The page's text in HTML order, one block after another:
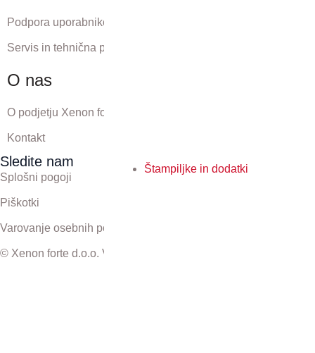
Štampiljke in dodatki
Podpora uporabnikom
Servis in tehnična podpora
O nas
O podjetju Xenon forte
Kontakt
Sledite nam
Splošni pogoji
Piškotki
Varovanje osebnih podatkov
© Xenon forte d.o.o. Vse pravice pridržane.